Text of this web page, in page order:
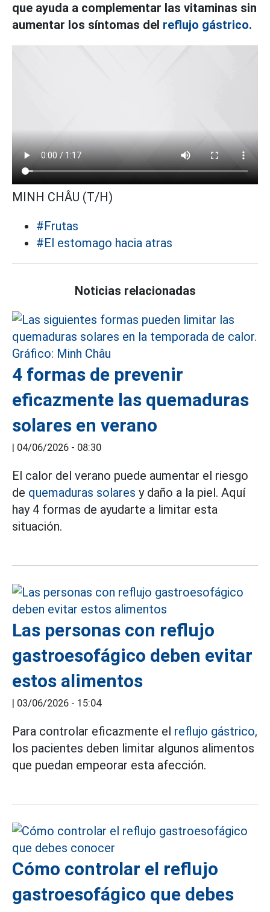
que ayuda a complementar las vitaminas sin
aumentar los síntomas del reflujo gástrico.
MINH CHÂU (T/H)
#Frutas
#El estomago hacia atras
Noticias relacionadas
4 formas de prevenir
eficazmente las quemaduras
solares en verano
| 04/06/2026 - 08:30
El calor del verano puede aumentar el riesgo
de quemaduras solares y daño a la piel. Aquí
hay 4 formas de ayudarte a limitar esta
situación.
Las personas con reflujo
gastroesofágico deben evitar
estos alimentos
| 03/06/2026 - 15:04
Para controlar eficazmente el reflujo gástrico,
los pacientes deben limitar algunos alimentos
que puedan empeorar esta afección.
Cómo controlar el reflujo
gastroesofágico que debes